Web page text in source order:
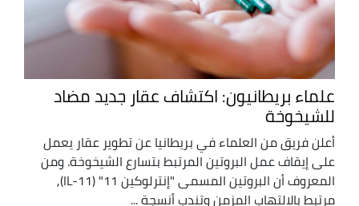
علماء بريطانيون: اكتشاف عقار جديد مضاد
للشيخوخة
أعلن فريق من العلماء في بريطانيا عن تطوير عقار يعمل
على إيقاف عمل البروتين المرتبط بتسارع الشيخوخة. ومن
المعروف أن البروتين المسمى "إنترلوكين 11" (IL-11),
مرتبط بالالتهاب المزمن وتندب أنسجة ...